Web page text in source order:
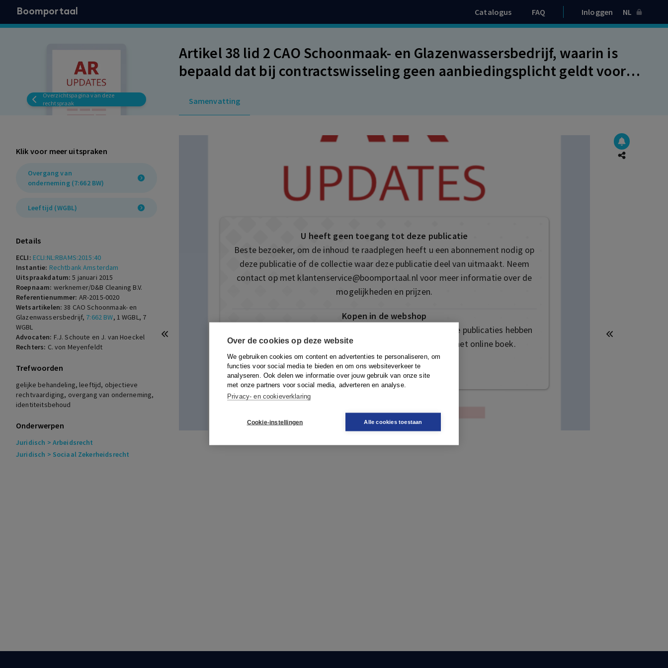
Over de cookies op deze website
We gebruiken cookies om content en advertenties te personaliseren, om
functies voor social media te bieden en om ons websiteverkeer te
analyseren. Ook delen we informatie over jouw gebruik van onze site
met onze partners voor social media, adverteren en analyse.
Privacy- en cookieverklaring
Cookie-instellingen Alle cookies toestaan
Boomportaal Catalogus FAQ Inloggen NL
Overzichtspagina van deze
rechtspraak
Artikel 38 lid 2 CAO Schoonmaak- en Glazenwassersbedrijf, waarin is
bepaald dat bij contractswisseling geen aanbiedingsplicht geldt voor
met WGBL vanwege ontbreken objectieve rechtvaardigingsgrond. Geen
Samenvatting
Klik voor meer uitspraken
Overgang van
onderneming (7:662 BW)
Leeftijd (WGBL)
Details
ECLI: ECLI:NL:RBAMS:2015:40
Instantie: Rechtbank Amsterdam
Uitspraakdatum:5 januari 2015
Roepnaam: werknemer/D&B Cleaning B.V.
Referentienummer: AR-2015-0020
Wetsartikelen:38 CAO Schoonmaak- en
Glazenwassersbedrijf, 7:662 BW, 1 WGBL, 7
WGBL
Advocaten: F.J. Schoute en J. van Hoeckel
Rechters: C. von Meyenfeldt
Trefwoorden
gelijke behandeling, leeftijd, objectieve
rechtvaardiging, overgang van onderneming,
identiteitsbehoud
Onderwerpen
Juridisch > Arbeidsrecht
Juridisch > Sociaal Zekerheidsrecht
U heeft geen toegang tot deze publicatie
Beste bezoeker, om de inhoud te raadplegen heeft u een abonnement nodig op
deze publicatie of de collectie waar deze publicatie deel van uitmaakt. Neem
contact op met klantenservice@boomportaal.nlvoor meer informatie over de
mogelijkheden en prijzen.
Kopen in de webshop
Deze publicatie is ook te vinden in onze webshop. Sommige publicaties hebben
ook de mogelijkheid om direct toegang te kopen tot het online boek.
Naar de webshop